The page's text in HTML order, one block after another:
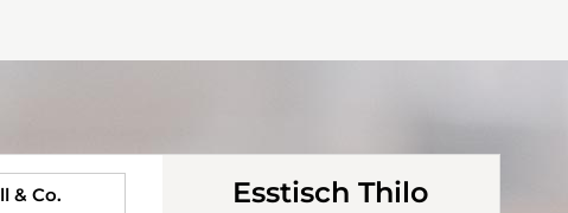
& Co. Esstisch Thilo